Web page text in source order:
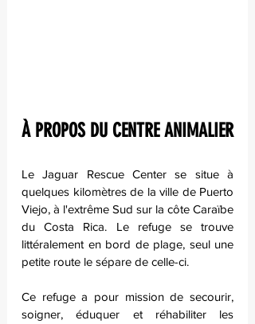
À PROPOS DU CENTRE ANIMALIER
Le Jaguar Rescue Center se situe à
quelques kilomètres de la ville de Puerto
Viejo, à l'extrême Sud sur la côte Caraïbe
du Costa Rica. Le refuge se trouve
littéralement en bord de plage, seul une
petite route le sépare de celle-ci.
Ce refuge a pour mission de secourir,
soigner, éduquer et réhabiliter les